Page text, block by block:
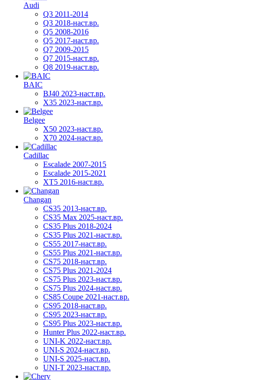
Audi
Q3 2011-2014
Q3 2018-наст.вр.
Q5 2008-2016
Q5 2017-наст.вр.
Q7 2009-2015
Q7 2015-наст.вр.
Q8 2019-наст.вр.
BAIC
BJ40 2023-наст.вр.
X35 2023-наст.вр.
Belgee
X50 2023-наст.вр.
X70 2024-наст.вр.
Cadillac
Escalade 2007-2015
Escalade 2015-2021
XT5 2016-наст.вр.
Changan
CS35 2013-наст.вр.
CS35 Max 2025-наст.вр.
CS35 Plus 2018-2024
CS35 Plus 2021-наст.вр.
CS55 2017-наст.вр.
CS55 Plus 2021-наст.вр.
CS75 2018-наст.вр.
CS75 Plus 2021-2024
CS75 Plus 2023-наст.вр.
CS75 Plus 2024-наст.вр.
CS85 Coupe 2021-наст.вр.
CS95 2018-наст.вр.
CS95 2023-наст.вр.
CS95 Plus 2023-наст.вр.
Hunter Plus 2022-наст.вр.
UNI-K 2022-наст.вр.
UNI-S 2024-наст.вр.
UNI-S 2025-наст.вр.
UNI-T 2023-наст.вр.